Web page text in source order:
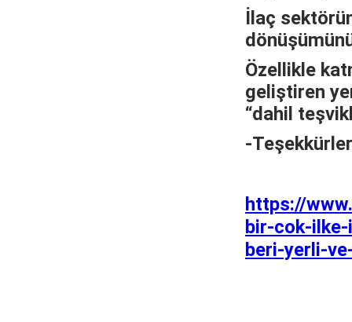
İlaç
Özellikle
geliştiren
“dahil
-
https://
bir-cok-
beri-yerli-